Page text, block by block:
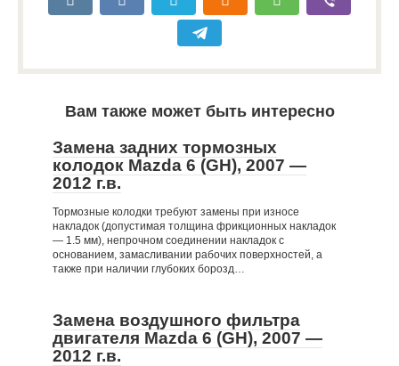
Вам также может быть интересно
Замена задних тормозных
колодок Mazda 6 (GH), 2007 —
2012 г.в.
Тормозные колодки требуют замены при износе
накладок (допустимая толщина фрикционных накладок
— 1.5 мм), непрочном соединении накладок с
основанием, замасливании рабочих поверхностей, а
также при наличии глубоких борозд…
Замена воздушного фильтра
двигателя Mazda 6 (GH), 2007 —
2012 г.в.